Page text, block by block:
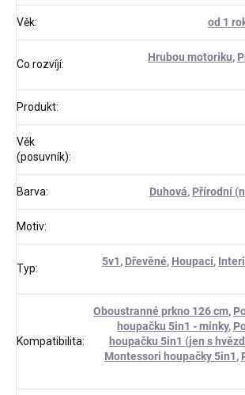
Věk: od 1
Co rozvíjí:
Hrubou motoriku,
Produkt:
Věk
(posuvník):
Barva: Duhová, Přírodní
Motiv:
Typ:
5v1, Dřevěné, Houpací,
Kompatibilita:
Oboustranné prkno 126 cm,
houpačku 5in1 - minky,
houpačku 5in1 (jen s
Montessori houpačky 5in1,